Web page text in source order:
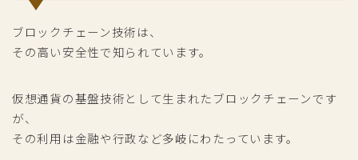
ブロックチェーン技術は、
その高い安全性で知られています。
仮想通貨の基盤技術として生まれたブロックチェーンです
が、
その利用は金融や行政など多岐にわたっています。